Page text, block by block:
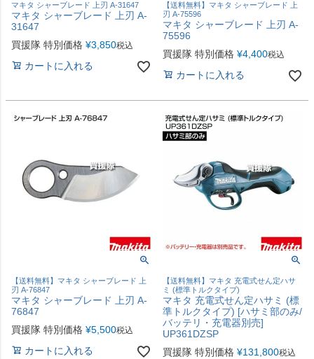
マキタ シャーブレード 上刃 A-31647
マキタ シャーブレード 上刃 A-
31647
買援隊 特別価格 ¥3,850税込
カートに入れる
【送料無料】マキタ シャーブレード 上
刃 A-75596
マキタ シャーブレード 上刃 A-
75596
買援隊 特別価格 ¥4,400税込
カートに入れる
【送料無料】マキタ シャーブレード 上
刃 A-76847
マキタ シャーブレード 上刃 A-
76847
買援隊 特別価格 ¥5,500税込
カートに入れる
【送料無料】マキタ 充電式せん定ハサ
ミ (標準トルクタイプ)
マキタ 充電式せん定ハサミ (標
準トルクタイプ) [ハサミ部のみ/
バッテリ・充電器別売]
UP361DZSP
買援隊 特別価格 ¥131,800税込